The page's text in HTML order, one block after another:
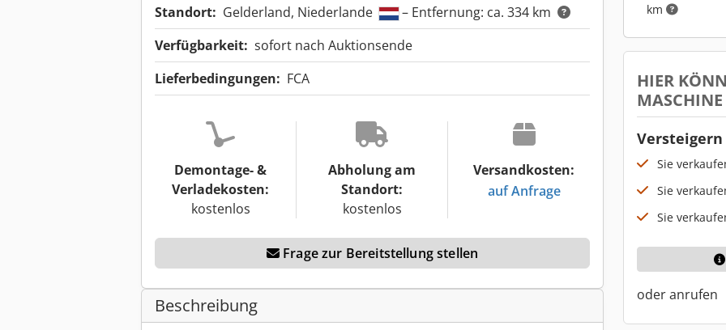
Standort: Gelderland, Niederlande
– Entfernung: ca. 334 km
Verfügbarkeit: sofort nach Auktionsende
Lieferbedingungen: FCA
Demontage- &
Verladekosten:
kostenlos
Abholung am
Standort:
kostenlos
Versandkosten:
auf Anfrage
Frage zur Bereitstellung stellen
Beschreibung
km
HIER
MASCHINE
Sie
Sie
Sie
oder anrufen